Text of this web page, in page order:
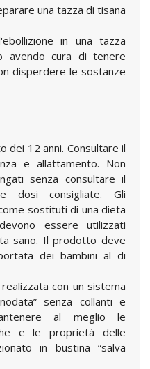
una tazza di tisana
in una tazza
avendo cura di tenere
disperdere le sostanze
dei 12 anni. Consultare il
e allattamento. Non
senza consultare il
dosi consigliate. Gli
sostituti di una dieta
essere utilizzati
sano. Il prodotto deve
dei bambini al di
con un sistema
senza collanti e
al meglio le
e le proprietà delle
in bustina “salva